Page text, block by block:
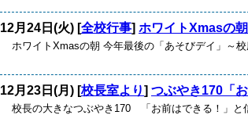
12月24日(火) [全校行事] ホワイトXmasの
ホワイトXmasの朝 今年最後の「あそびデイ」
12月23日(月) [校長室より] つぶやき170「
校長の大きなつぶやき170 「お前はできる！」と